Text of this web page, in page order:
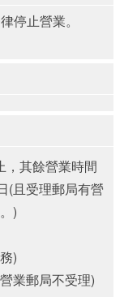
停止營業。
，其餘營業時間
(且受理郵局有營
)
)
業郵局不受理)